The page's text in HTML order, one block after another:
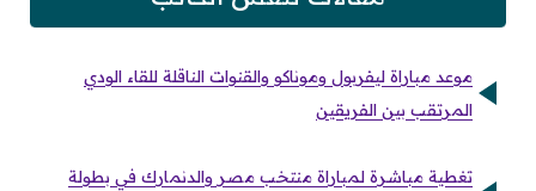
موعد مباراة ليفربول وموناكو والقنوات الناقلة للقاء الودي
المرتقب بين الفريقين
تغطية مباشرة لمباراة منتخب مصر والدنمارك في بطولة